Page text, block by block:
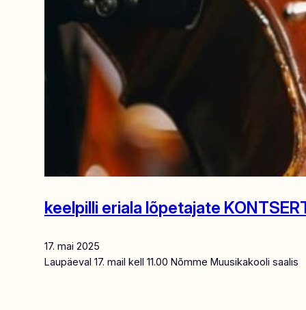
keelpilli eriala lõpetajate
17. mai 2025
Laupäeval 17. mail kell 11.00 Nõmme Muusikakooli saalis